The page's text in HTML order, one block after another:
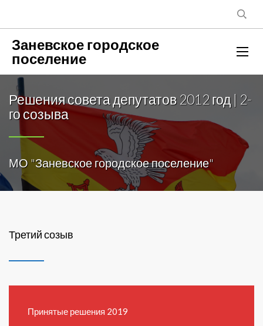
Заневское городское
поселение
Решения совета депутатов 2012 год | 2-
го созыва
МО "Заневское городское поселение"
Третий созыв
Принятые решения 2019